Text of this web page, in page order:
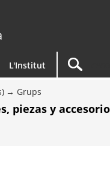
L'Institut
Grups
piezas y